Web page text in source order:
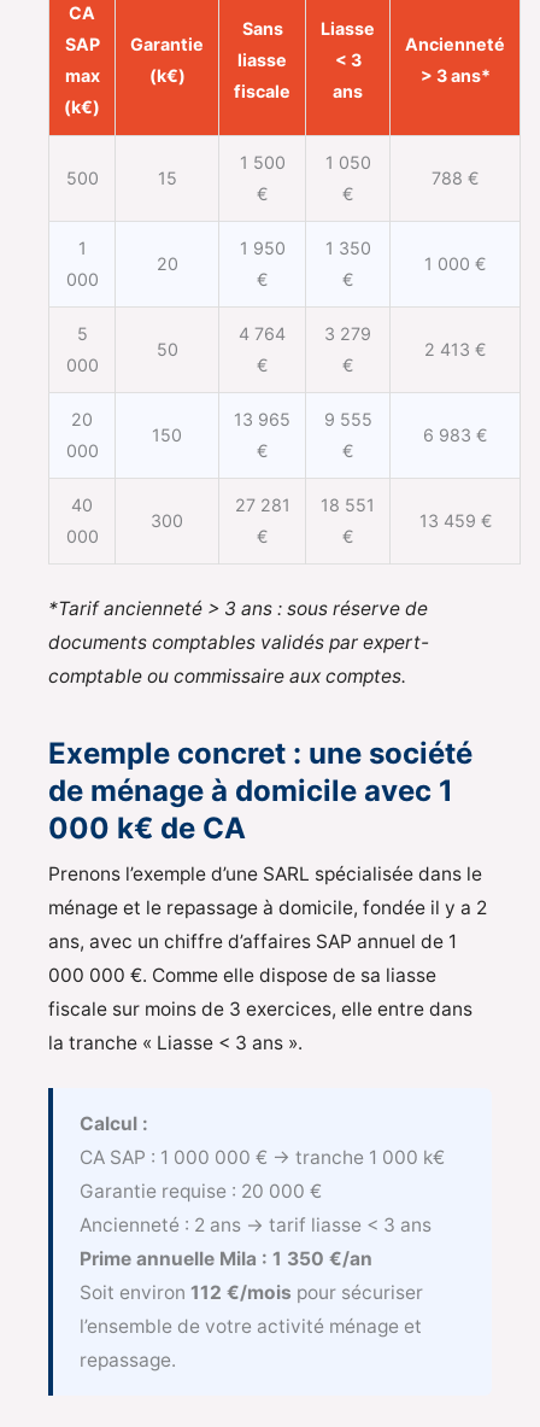
CA
SAP
max
(k€)
Garantie
(k€)
Sans
liasse
fiscale
Liasse
< 3
ans
Ancienneté
> 3 ans*
500 15
1 500
€
1 050
€
788 €
1
000
20
1 950
€
1 350
€
1 000 €
5
000
50
4 764
€
3 279
€
2 413 €
20
000
150
13 965
€
9 555
€
6 983 €
40
000
300
27 281
€
18 551
€
13 459 €
*Tarif ancienneté > 3 ans : sous réserve de
documents comptables validés par expert-
comptable ou commissaire aux comptes.
Exemple concret : une société
de ménage à domicile avec 1
000 k€ de CA
Prenons l’exemple d’une SARL spécialisée dans le
ménage et le repassage à domicile, fondée il y a 2
ans, avec un chiffre d’affaires SAP annuel de 1
000 000 €. Comme elle dispose de sa liasse
fiscale sur moins de 3 exercices, elle entre dans
la tranche « Liasse < 3 ans ».
Calcul :
CA SAP : 1 000 000 € → tranche 1 000 k€
Garantie requise : 20 000 €
Ancienneté : 2 ans → tarif liasse < 3 ans
Prime annuelle Mila : 1 350 €/an
Soit environ 112 €/mois pour sécuriser
l’ensemble de votre activité ménage et
repassage.